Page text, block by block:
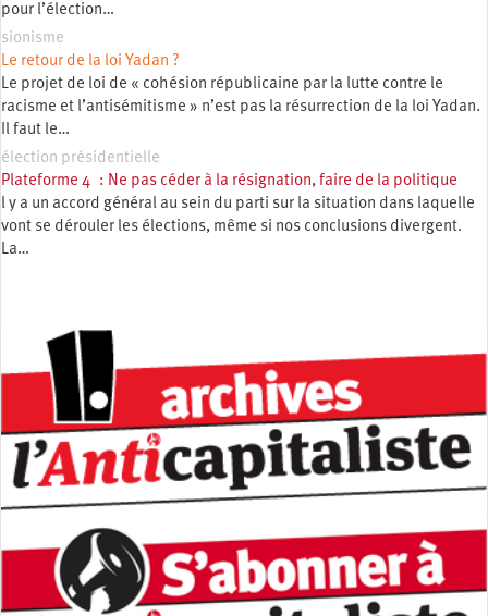
pour l’élection…
sionisme
Le retour de la loi Yadan ?
Le projet de loi de « cohésion républicaine par la lutte contre le
racisme et l’antisémitisme » n’est pas la résurrection de la loi Yadan.
Il faut le…
élection présidentielle
Plateforme 4 : Ne pas céder à la résignation, faire de la politique
l y a un accord général au sein du parti sur la situation dans laquelle
vont se dérouler les élections, même si nos conclusions divergent.
La…